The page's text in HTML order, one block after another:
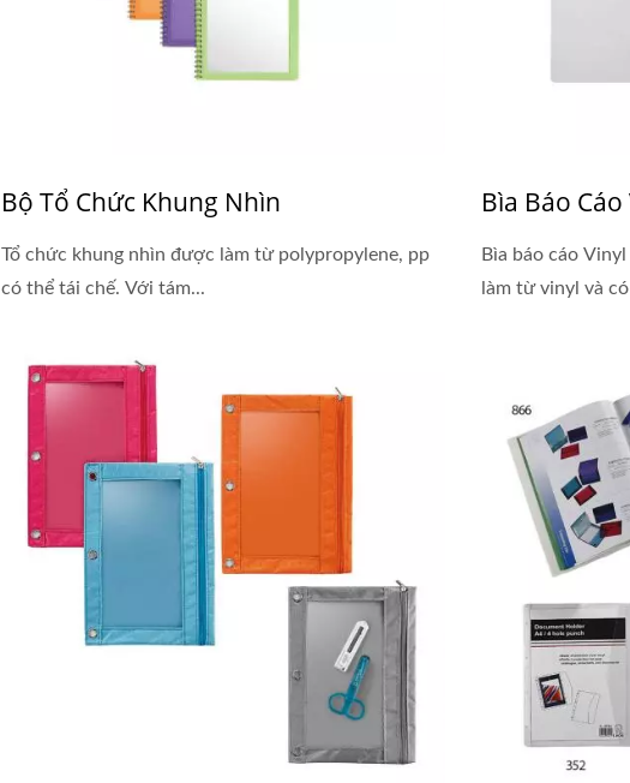
Bộ Tổ Chức Khung Nhìn
Tổ chức khung nhìn được làm từ polypropylene, pp
có thể tái chế. Với tám...
Bìa Báo
Bìa báo cáo
làm từ vinyl và có